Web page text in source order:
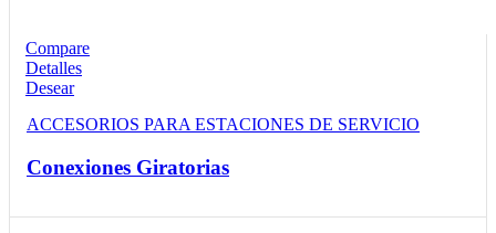
Compare
Detalles
Desear
ACCESORIOS PARA ESTACIONES DE SERVICIO
Conexiones Giratorias